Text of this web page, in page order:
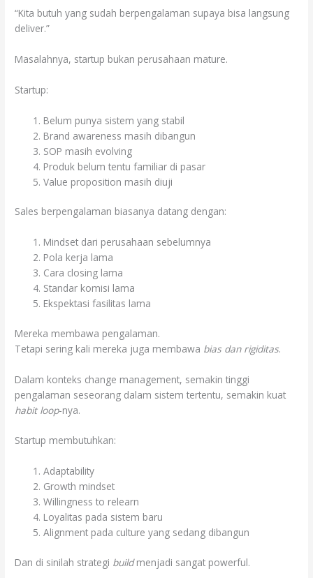
“Kita butuh yang sudah berpengalaman supaya bisa langsung
deliver.”
Masalahnya, startup bukan perusahaan mature.
Startup:
Belum punya sistem yang stabil
Brand awareness masih dibangun
SOP masih evolving
Produk belum tentu familiar di pasar
Value proposition masih diuji
Sales berpengalaman biasanya datang dengan:
Mindset dari perusahaan sebelumnya
Pola kerja lama
Cara closing lama
Standar komisi lama
Ekspektasi fasilitas lama
Mereka membawa pengalaman.
Tetapi sering kali mereka juga membawa bias dan rigiditas.
Dalam konteks change management, semakin tinggi
pengalaman seseorang dalam sistem tertentu, semakin kuat
habit loop-nya.
Startup membutuhkan:
Adaptability
Growth mindset
Willingness to relearn
Loyalitas pada sistem baru
Alignment pada culture yang sedang dibangun
Dan di sinilah strategi buildmenjadi sangat powerful.